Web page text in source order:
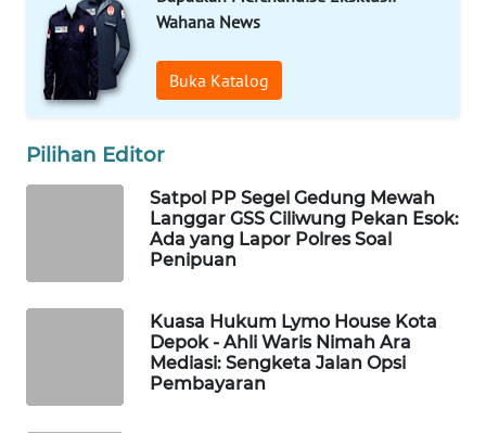
Wahana News
Buka Katalog
Pilihan Editor
Satpol PP Segel Gedung Mewah
Langgar GSS Ciliwung Pekan Esok:
Ada yang Lapor Polres Soal
Penipuan
Kuasa Hukum Lymo House Kota
Depok - Ahli Waris Nimah Ara
Mediasi: Sengketa Jalan Opsi
Pembayaran
MARTABAT
NET
PLN
LKKI